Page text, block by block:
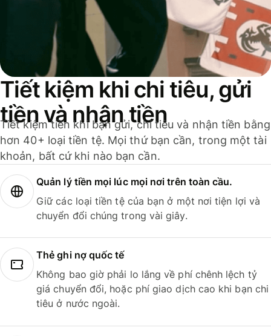
Tiết kiệm khi chi tiêu, gửi
tiền và nhận tiền
Tiết kiệm tiền khi bạn gửi, chi tiêu và nhận tiền bằng
hơn 40+ loại tiền tệ. Mọi thứ bạn cần, trong một tài
khoản, bất cứ khi nào bạn cần.
Quản lý tiền mọi lúc mọi nơi trên toàn cầu.
Giữ các loại tiền tệ của bạn ở một nơi tiện lợi và
chuyển đổi chúng trong vài giây.
Thẻ ghi nợ quốc tế
Không bao giờ phải lo lắng về phí chênh lệch tỷ
giá chuyển đổi, hoặc phí giao dịch cao khi bạn chi
tiêu ở nước ngoài.